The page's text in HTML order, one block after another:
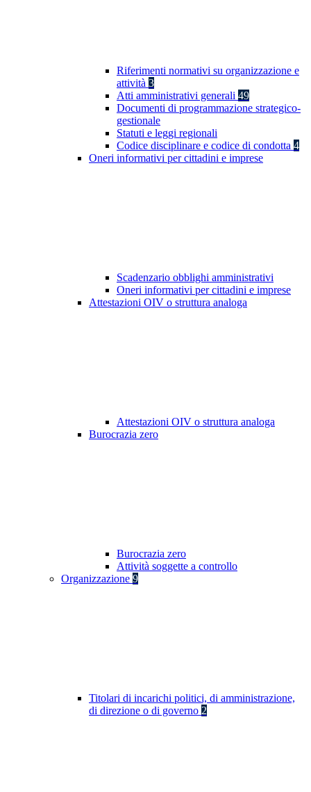
Riferimenti normativi su organizzazione e
attività 3
Atti amministrativi generali 49
Documenti di programmazione strategico-
gestionale
Statuti e leggi regionali
Codice disciplinare e codice di condotta 4
Oneri informativi per cittadini e imprese
Scadenzario obblighi amministrativi
Oneri informativi per cittadini e imprese
Attestazioni OIV o struttura analoga
Attestazioni OIV o struttura analoga
Burocrazia zero
Burocrazia zero
Attività soggette a controllo
Organizzazione 9
Titolari di incarichi politici, di amministrazione,
di direzione o di governo 2